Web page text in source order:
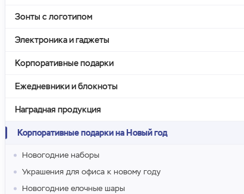
Зонты с логотипом
Электроника и гаджеты
Корпоративные подарки
Ежедневники и блокноты
Наградная продукция
Корпоративные подарки на Новый год
Новогодние наборы
Украшения для офиса к новому году
Новогодние елочные шары